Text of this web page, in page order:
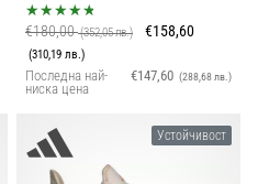
€180,00(352,05 лв.) €158,60
(310,19 лв.)
Последна най-
ниска цена
€147,60 (288,68 лв.)
Устойчивост